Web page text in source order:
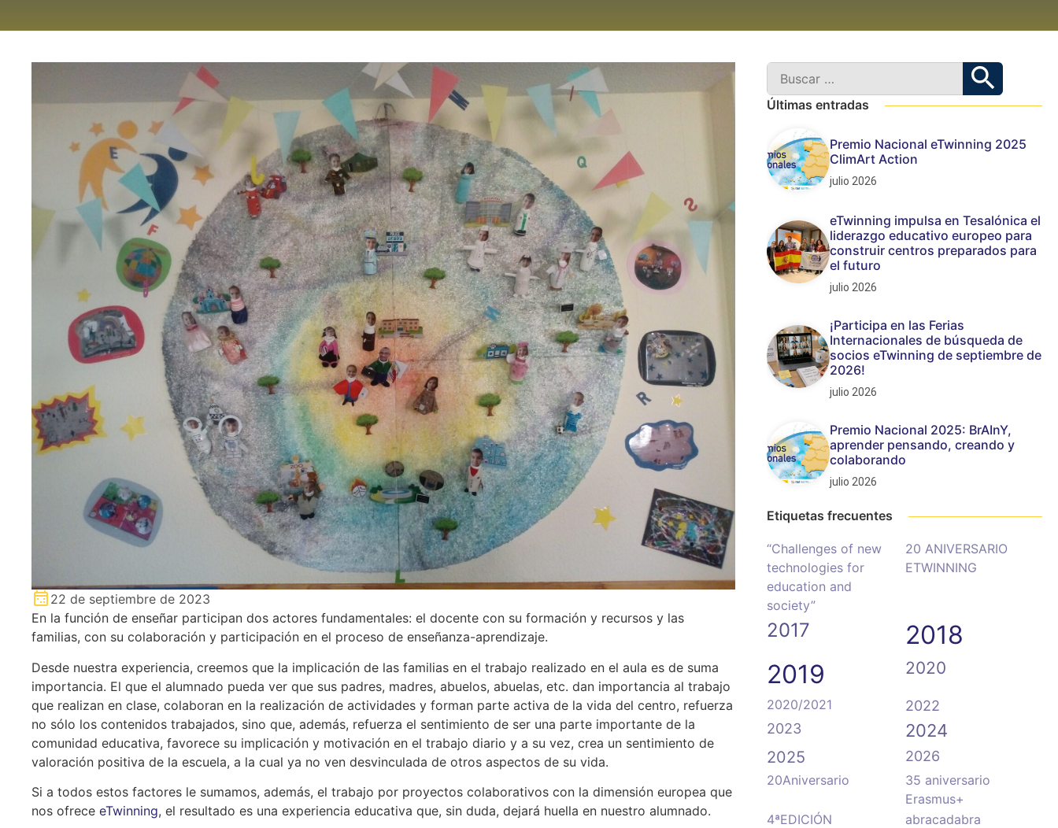
22 de septiembre de 2023
En la función de enseñar participan dos actores fundamentales: el docente con su formación y recursos y las
familias, con su colaboración y participación en el proceso de enseñanza-aprendizaje.
Desde nuestra experiencia, creemos que la implicación de las familias en el trabajo realizado en el aula es de suma
importancia. El que el alumnado pueda ver que sus padres, madres, abuelos, abuelas, etc. dan importancia al trabajo
que realizan en clase, colaboran en la realización de actividades y forman parte activa de la vida del centro, refuerza
no sólo los contenidos trabajados, sino que, además, refuerza el sentimiento de ser una parte importante de la
comunidad educativa, favorece su implicación y motivación en el trabajo diario y a su vez, crea un sentimiento de
valoración positiva de la escuela, a la cual ya no ven desvinculada de otros aspectos de su vida.
Si a todos estos factores le sumamos, además, el trabajo por proyectos colaborativos con la dimensión europea que
nos ofrece eTwinning, el resultado es una experiencia educativa que, sin duda, dejará huella en nuestro alumnado.
Últimas entradas
Premio Nacional eTwinning 2025
ClimArt Action
julio 2026
eTwinning impulsa en Tesalónica el
liderazgo educativo europeo para
construir centros preparados para
el futuro
julio 2026
¡Participa en las Ferias
Internacionales de búsqueda de
socios eTwinning de septiembre de
2026!
julio 2026
Premio Nacional 2025: BrAInY,
aprender pensando, creando y
colaborando
julio 2026
Etiquetas frecuentes
“Challenges of new
technologies for
education and
society”
20 ANIVERSARIO
ETWINNING
2017
2018
2019
2020
2020/2021
2022
2023
2024
2025 2026
20Aniversario
35 aniversario
Erasmus+
4ªEDICIÓN
abracadabra